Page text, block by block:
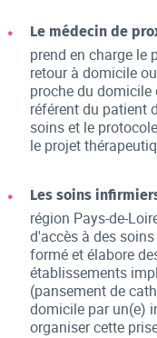
Le médecin de
prend en charge le
retour à domicile
proche du domicile
référent du patient
soins et le
le projet
Les soins
région Pays-de-
d'accès à des
formé et élabore
établissements
(pansement de
domicile par un(e)
organiser cette